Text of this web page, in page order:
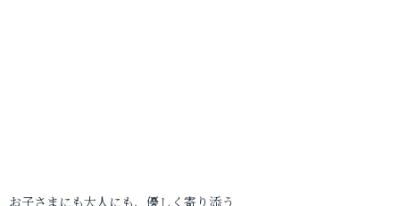
お子さまにも大人にも、優しく寄り添う